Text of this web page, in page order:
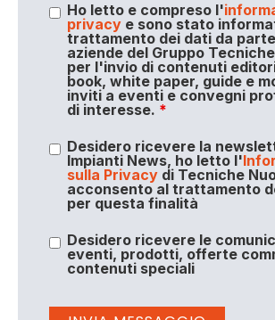
Ho letto e compreso l'
privacye sono stato
trattamento dei dati da
aziende del Gruppo
per l'invio di contenuti
book, white paper, guide e
inviti a eventi e convegni
di interesse. *
Desidero ricevere la
Impianti News, ho letto l'
sulla Privacydi Tecniche
acconsento al trattamento
per questa finalità
Desidero ricevere le
eventi, prodotti, offerte
contenuti speciali